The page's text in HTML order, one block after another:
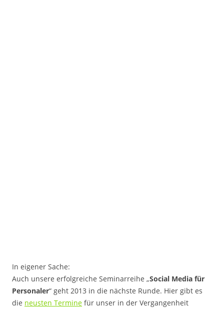
In eigener Sache:
Auch unsere erfolgreiche Seminarreihe „Social Media für
Personaler“ geht 2013 in die nächste Runde. Hier gibt es
die neusten Termine für unser in der Vergangenheit